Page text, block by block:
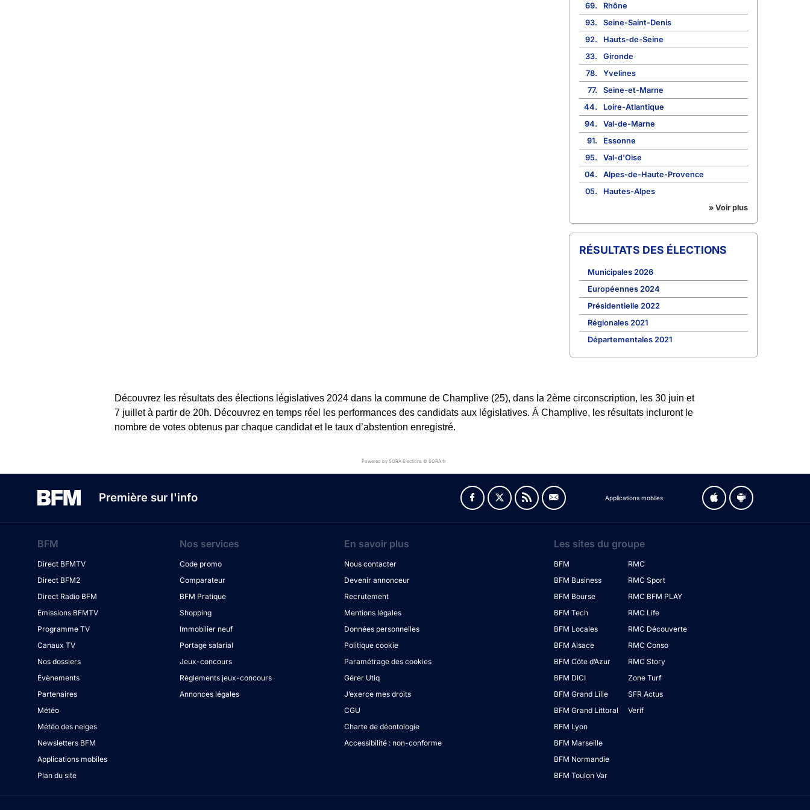
69.
Rhône
93.
Seine-Saint-Denis
92.
Hauts-de-Seine
33.
Gironde
78.
Yvelines
77.
Seine-et-Marne
44.
Loire-Atlantique
94.
Val-de-Marne
91.
Essonne
95.
Val-d'Oise
04.
Alpes-de-Haute-Provence
05.
Hautes-Alpes
» Voir plus
RÉSULTATS DES ÉLECTIONS
Municipales 2026
Européennes 2024
Présidentielle 2022
Régionales 2021
Départementales 2021
Découvrez les résultats des élections législatives 2024 dans la commune de Champlive (25), dans la 2ème circonscription, les 30 juin et
7 juillet à partir de 20h. Découvrez en temps réel les performances des candidats aux législatives. À Champlive, les résultats incluront le
nombre de votes obtenus par chaque candidat et le taux d’abstention enregistré.
Powered by SORA Elections © SORA.fr
Première sur l'info Applications mobiles
BFM
Direct BFMTV
Direct BFM2
Direct Radio BFM
Émissions BFMTV
Programme TV
Canaux TV
Nos dossiers
Évènements
Partenaires
Météo
Météo des neiges
Newsletters BFM
Applications mobiles
Plan du site
Nos services
Code promo
Comparateur
BFM Pratique
Shopping
Immobilier neuf
Portage salarial
Jeux-concours
Règlements jeux-concours
Annonces légales
En savoir plus
Nous contacter
Devenir annonceur
Recrutement
Mentions légales
Données personnelles
Politique cookie
Paramétrage des cookies
Gérer Utiq
J’exerce mes droits
CGU
Charte de déontologie
Accessibilité : non-conforme
Les sites du groupe
BFM
BFM Business
BFM Bourse
BFM Tech
BFM Locales
BFM Alsace
BFM Côte d’Azur
BFM DICI
BFM Grand Lille
BFM Grand Littoral
BFM Lyon
BFM Marseille
BFM Normandie
BFM Toulon Var
RMC
RMC Sport
RMC BFM PLAY
RMC Life
RMC Découverte
RMC Conso
RMC Story
Zone Turf
SFR Actus
Verif